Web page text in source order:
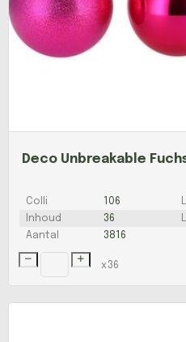
Deco Unbreakable
Colli 106
Inhoud
36
Aantal
3816
x 36